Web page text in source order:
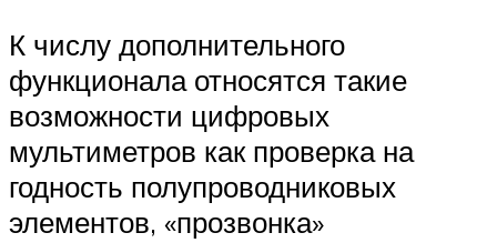
К числу дополнительного
функционала относятся такие
возможности цифровых
мультиметров как проверка на
годность полупроводниковых
элементов, «прозвонка»